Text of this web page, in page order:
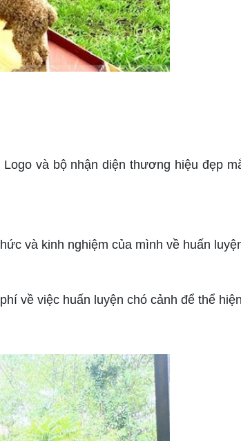
và bộ nhận diện thương hiệu đẹp
và kinh nghiệm của mình về huấn
việc huấn luyện chó cảnh để thể